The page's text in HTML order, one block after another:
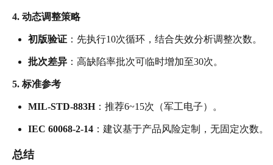
4. 动态调整策略
初版验证 ：先执行10次循环，结合失效分析调整次数。
批次差异 ：高缺陷率批次可临时增加至30次。
5. 标准参考
MIL-STD-883H：推荐6~15次（军工电子）。
IEC 60068-2-14 ：建议基于产品风险定制，无固定次数。
总结